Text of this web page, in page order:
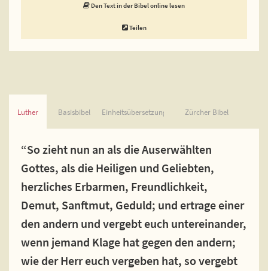
Den Text in der Bibel online lesen
Teilen
Luther Basisbibel Einheitsübersetzung Zürcher Bibel
“So zieht nun an als die Auserwählten
Gottes, als die Heiligen und Geliebten,
herzliches Erbarmen, Freundlichkeit,
Demut, Sanftmut, Geduld; und ertrage einer
den andern und vergebt euch untereinander,
wenn jemand Klage hat gegen den andern;
wie der Herr euch vergeben hat, so vergebt